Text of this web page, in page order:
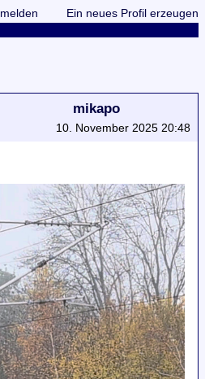
Ein neues Profil erzeugen
mikapo
10. November 2025 20:48